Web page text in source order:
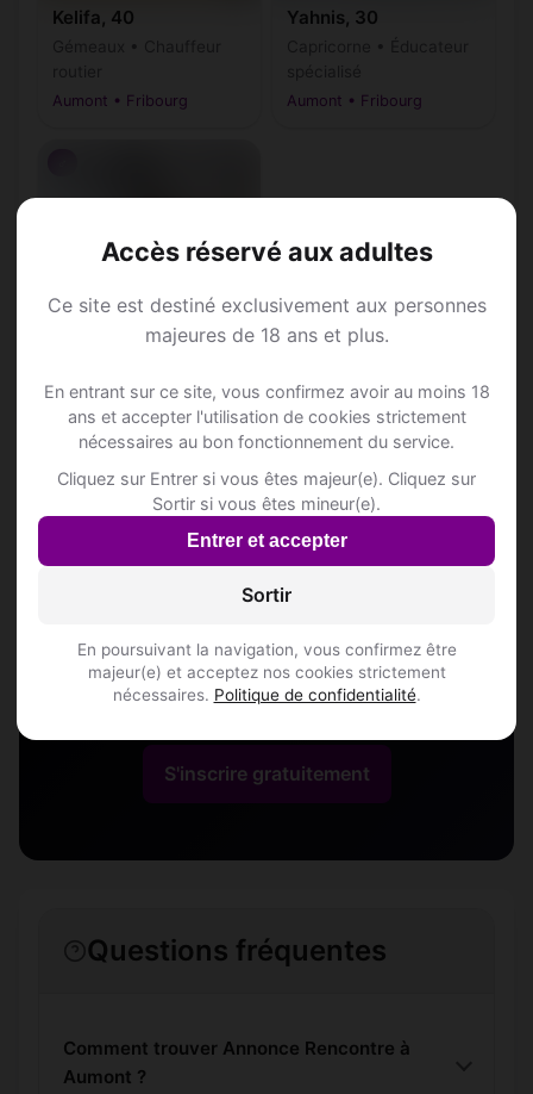
Accès réservé aux adultes
Ce site est destiné exclusivement aux personnes
majeures de 18 ans et plus.
En entrant sur ce site, vous confirmez avoir au moins 18
ans et accepter l'utilisation de cookies strictement
nécessaires au bon fonctionnement du service.
Cliquez sur Entrer si vous êtes majeur(e). Cliquez sur
Sortir si vous êtes mineur(e).
Entrer et accepter
Sortir
En poursuivant la navigation, vous confirmez être
majeur(e) et acceptez nos cookies strictement
nécessaires. Politique de confidentialité.
Kelifa, 40
Aumont • Fribourg
Yahnis, 30
Aumont • Fribourg
Bélier • Menuisier
Aumont • Fribourg
Annonce Rencontre à
Aumont
Rejoins les membres de Aumont et des
alentours !
S'inscrire gratuitement
Questions fréquentes
Comment trouver Annonce Rencontre à
Aumont ?